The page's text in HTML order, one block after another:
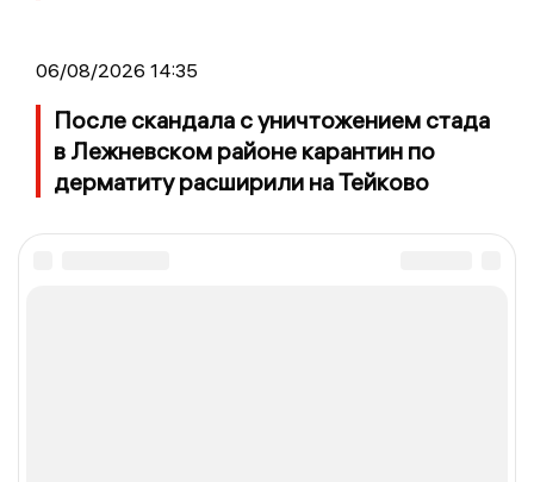
06/08/2026 14:35
После скандала с уничтожением стада
в Лежневском районе карантин по
дерматиту расширили на Тейково